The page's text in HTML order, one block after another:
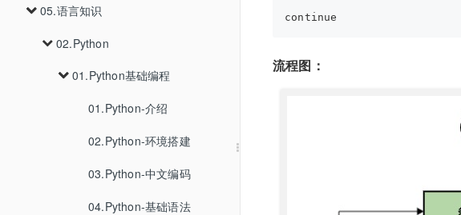
02.证书查询
03.WHOIS-IP反查查询
04.google查询
01.注入判断
02.数据库识别
03.Oracle
04.MySQL
05.PostgreSQL
06.SQLite
07.MSSQL
02.XSS注入
01.XSSInAngular
03.SSRF
01.PathScan
02.oss-put
04.内网渗透
02.kubernetes
02.容器逃逸的手法
03.k8s下的各种未授权
01.ApiServer
02.Etcd
03.Kubelet
03.k3s安装
04.Linux提权
CVE 2026 31431
01.MSF提权
05.渗透手法
01.某大学渗透测试
02.SpringBoot渗透
03.JS还原
06.免杀
01.fscan免杀
02.去特征
07.基线检查
02.Thinkphp6.0.12反序列化
04.CVE-2022-38352
01.privilege-escalation-1.6
03.Trojanpanel
04.cve
2023
01.CVE-2023-33246
02.CVE-2023-33979
01.基础审计
01.JAVA反序列化漏洞
02.ysoserial利用链
01.CC1-7
01.CC1
02.CC2
03.CC3
06.CC6
02.URLDNS
02.PHP
01.PHP代码审计基础知识
02.PHP代码审计
03.Go
01.GO-CMS代码审计
01.k3s
01.Traefik资源跨命名空间调用
05.语言知识
02.Python
01.Python基础编程
01.Python-介绍
02.Python-环境搭建
03.Python-中文编码
04.Python-基础语法
流程图：